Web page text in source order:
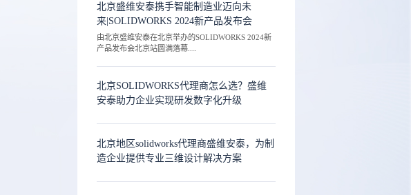
北京盛维安泰携手智能制造业迈向未
来|SOLIDWORKS 2024新产品发布会
由北京盛维安泰在北京举办的SOLIDWORKS 2024新
产品发布会北京站圆满落幕....
北京SOLIDWORKS代理商怎么选？盛维
安泰助力企业实现研发数字化升级
北京地区solidworks代理商盛维安泰，为制
造企业提供专业三维设计解决方案